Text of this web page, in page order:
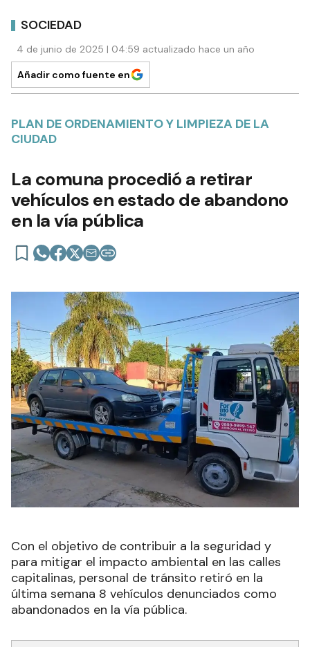
SOCIEDAD
4 de junio de 2025 | 04:59 actualizado hace un año
Añadir como fuente en
PLAN DE ORDENAMIENTO Y LIMPIEZA DE LA
CIUDAD
La comuna procedió a retirar
vehículos en estado de abandono
en la vía pública
Con el objetivo de contribuir a la seguridad y
para mitigar el impacto ambiental en las calles
capitalinas, personal de tránsito retiró en la
última semana 8 vehículos denunciados como
abandonados en la vía pública.